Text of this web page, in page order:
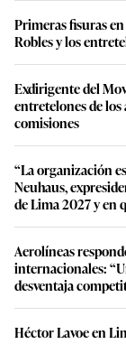
Primeras fisuras
Robles y los
Exdirigente del
entretelones de
comisiones
“La organización
Neuhaus,
de Lima 2027 y en
Aerolíneas
internacionales:
desventaja
Héctor Lavoe en